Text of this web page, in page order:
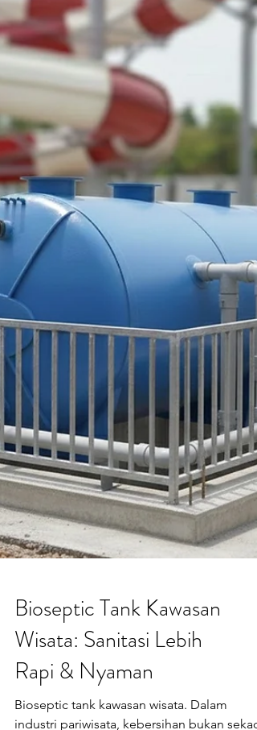
Bioseptic tank fiberglass Endofiberglass.
Dalam beberapa tahun terakhir, bioseptic
tank fiberglass Endofiberglass menjadi
pilihan utama bagi banyak pihak yang
berpikir rasional. Tidak hanya pemilik
tetapi juga instansi dan konsultan teknis
mulai beralih dari sistem lama. Peralihan ini
bukan sekadar tren, melainkan hasil dari
evaluasi teknis yang matang. Kekuatan
material, ketahanan jangka panjang, serta
sistem pengolahan limbah yang lebih
modern menjadi faktor penentu